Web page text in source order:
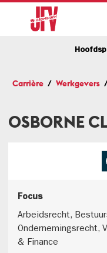
Carrière Werkgevers
OSBORNE
Focus
Arbeidsrecht,
Ondernemingsrecht,
& Finance